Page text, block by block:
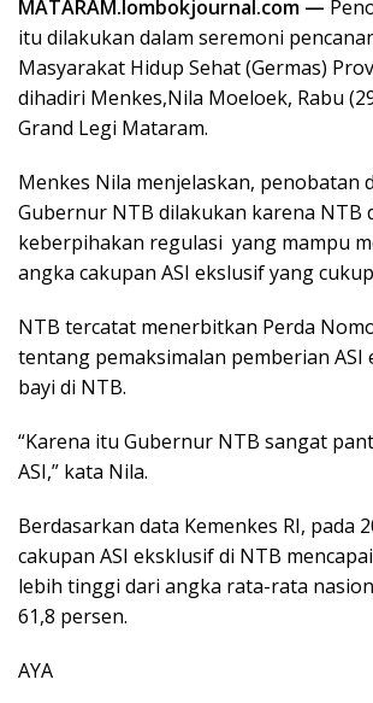
MATARAM.lombokjournal.com —
itu dilakukan dalam seremoni
Masyarakat Hidup Sehat (Germas)
dihadiri Menkes,Nila Moeloek, Rabu
Grand Legi Mataram.
Menkes Nila menjelaskan, penobatan
Gubernur NTB dilakukan karena NTB
keberpihakan regulasi yang mampu
angka cakupan ASI ekslusif yang
NTB tercatat menerbitkan Perda
tentang pemaksimalan pemberian ASI
bayi di NTB.
“Karena itu Gubernur NTB sangat
ASI,” kata Nila.
Berdasarkan data Kemenkes RI, pada
cakupan ASI eksklusif di NTB
lebih tinggi dari angka rata-rata
61,8 persen.
AYA